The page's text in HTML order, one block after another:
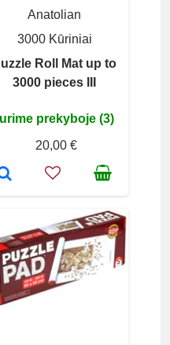
Anatolian
3000 Kūriniai
Roll Mat up to
3000 pieces III
prekyboje (3)
20,00 €